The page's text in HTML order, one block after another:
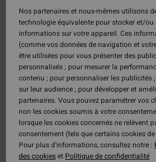
Nos partenaires et nous-mêmes utilisons
technologie équivalente pour stocker et/ou
informations sur votre appareil. Ces
(comme vos données de navigation et
être utilisées pour vous présenter des
personnalisés ; pour mesurer la
contenu ; pour personnaliser les publicités
sur leur audience ; pour développer et
partenaires. Vous pouvez paramétrer vos
non les cookies soumis à votre
lorsque les cookies concernés ne relèvent
consentement (tels que certains cookies de
Pour plus d'informations, consultez notre :
des cookieset Politique de confidentialité